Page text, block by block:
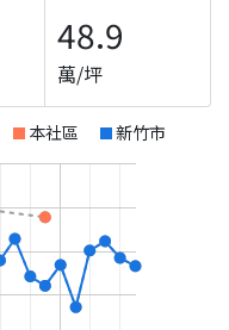
48.9
萬/坪
本社區 新竹市